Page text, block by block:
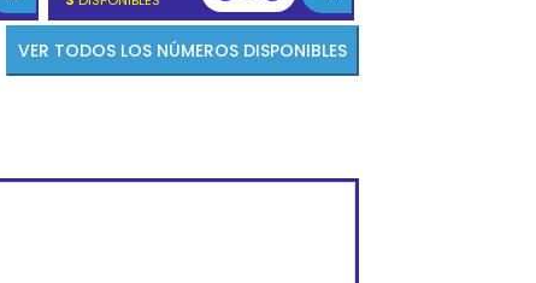
VER TODOS LOS NÚMEROS DISPONIBLES